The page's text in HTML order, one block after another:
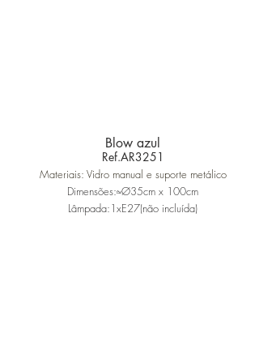
Blow azul
Ref.AR3251
Materiais: Vidro manual e suporte metálico
Dimensões:≈Ø35cm x 100cm
Lâmpada:1xE27(não incluída)